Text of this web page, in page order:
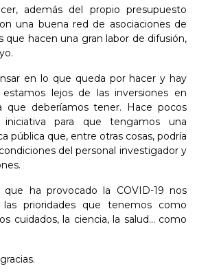
además del propio presupuesto
una buena red de asociaciones de
que hacen una gran labor de difusión,
en lo que queda por hacer y hay
lejos de las inversiones en
que deberíamos tener. Hace pocos
para que tengamos una
pública que, entre otras cosas, podría
del personal investigador y
ha provocado la COVID-19 nos
prioridades que tenemos como
cuidados, la ciencia, la salud... como